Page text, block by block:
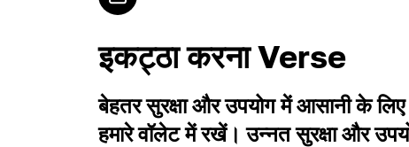
इकट्ठा करना Verse
बेहतर सुरक्षा और उपयोग में आसानी के
हमारे वॉलेट में रखें। उन्नत सुरक्षा और